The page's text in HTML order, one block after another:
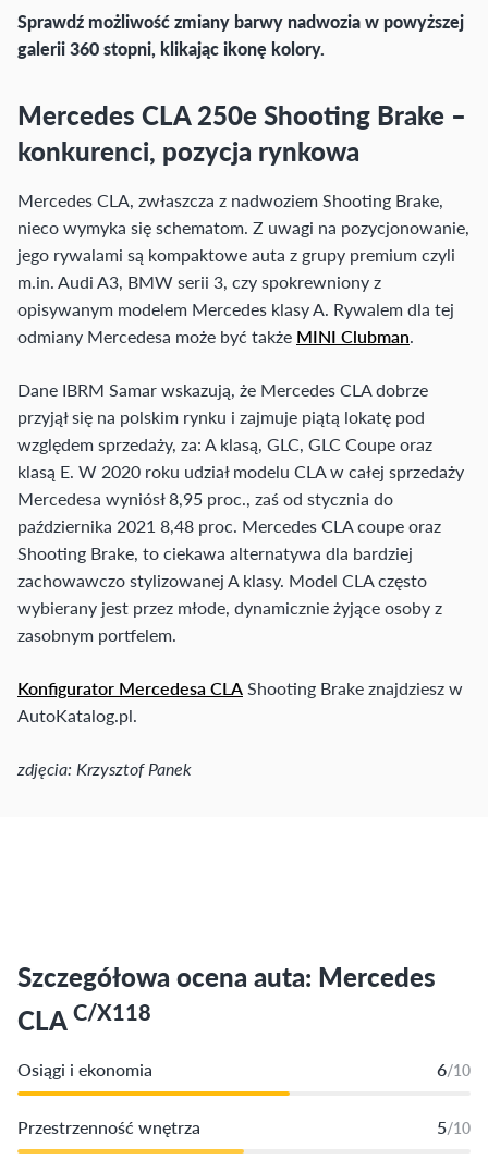
Sprawdź możliwość zmiany barwy nadwozia w powyższej
galerii 360 stopni, klikając ikonę kolory.
Mercedes CLA 250e Shooting Brake –
konkurenci, pozycja rynkowa
Mercedes CLA, zwłaszcza z nadwoziem Shooting Brake,
nieco wymyka się schematom. Z uwagi na pozycjonowanie,
jego rywalami są kompaktowe auta z grupy premium czyli
m.in. Audi A3, BMW serii 3, czy spokrewniony z
opisywanym modelem Mercedes klasy A. Rywalem dla tej
odmiany Mercedesa może być także MINI Clubman.
Dane IBRM Samar wskazują, że Mercedes CLA dobrze
przyjął się na polskim rynku i zajmuje piątą lokatę pod
względem sprzedaży, za: A klasą, GLC, GLC Coupe oraz
klasą E. W 2020 roku udział modelu CLA w całej sprzedaży
Mercedesa wyniósł 8,95 proc., zaś od stycznia do
października 2021 8,48 proc. Mercedes CLA coupe oraz
Shooting Brake, to ciekawa alternatywa dla bardziej
zachowawczo stylizowanej A klasy. Model CLA często
wybierany jest przez młode, dynamicznie żyjące osoby z
zasobnym portfelem.
Konfigurator Mercedesa CLAShooting Brake znajdziesz w
AutoKatalog.pl.
zdjęcia: Krzysztof Panek
Szczegółowa ocena auta: Mercedes
CLAC/X118
Osiągi i ekonomia 6/10
Przestrzenność wnętrza 5/10